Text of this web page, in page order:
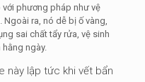
phương pháp như vệ
ra, nó dễ bị ố vàng,
sai chất tẩy rửa, vệ sinh
ngày.
này lập tức khi vết bẩn